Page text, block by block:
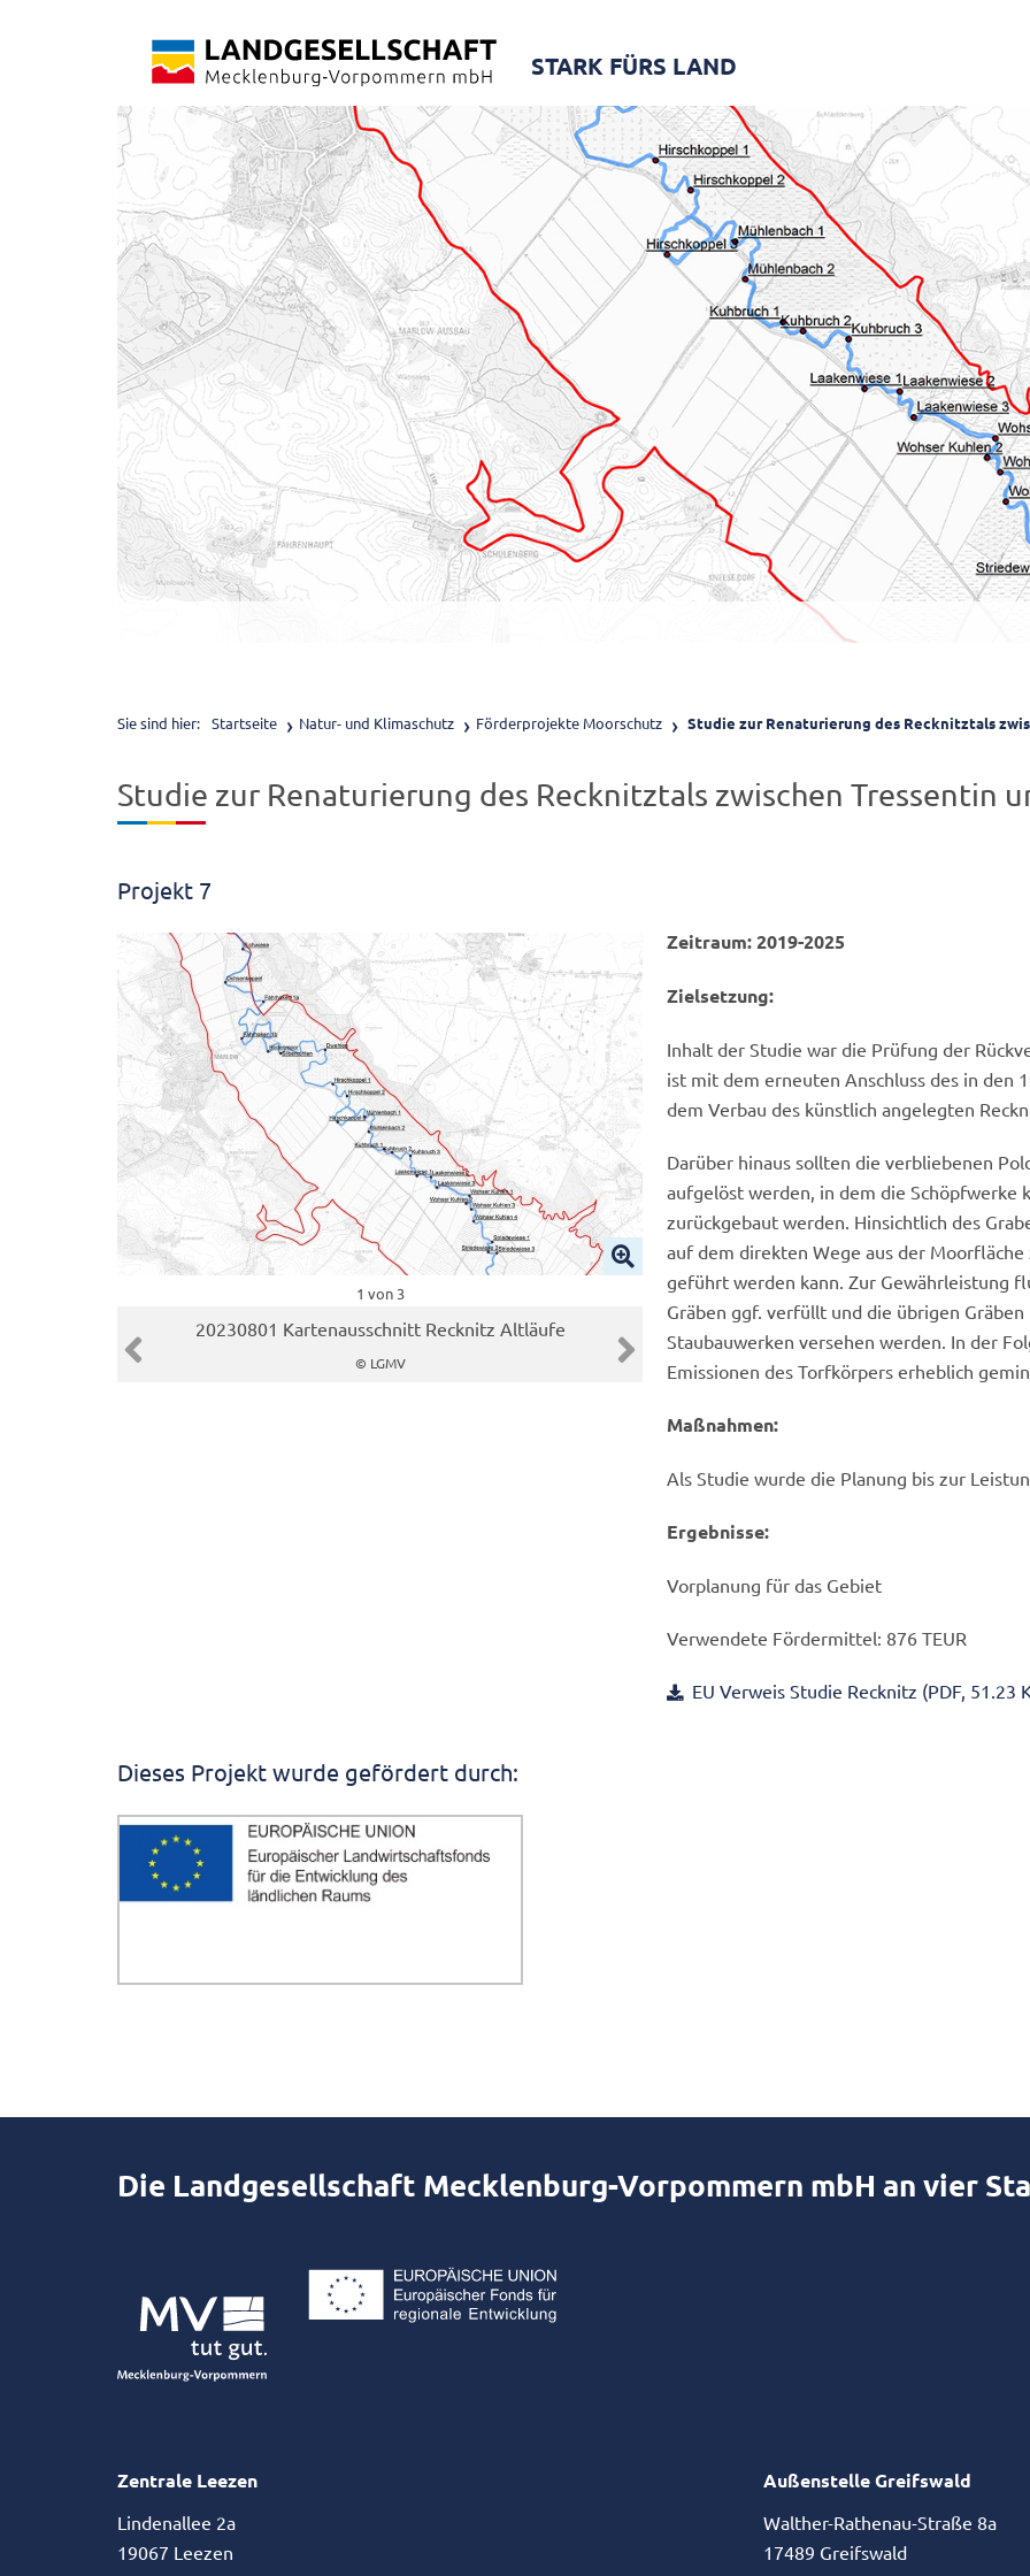
STARK FÜRS LAND
Sie sind hier: Startseite Natur- und Klimaschutz Förderprojekte Moorschutz Studie zur Renaturierung des Recknitztals
Studie zur Renaturierung des Recknitztals zwischen Tressentin
Projekt 7
1 von 3
20230801 Kartenausschnitt Recknitz Altläufe
© LGMV
2 von 3
Recknitz 20190325_151625
© LGMV
Vorheriger Slide Nächster Slide
Zeitraum: 2019-2025
Zielsetzung:
Inhalt der Studie war die Prüfung der
ist mit dem erneuten Anschluss des in den
dem Verbau des künstlich angelegten
Darüber hinaus sollten die verbliebenen
aufgelöst werden, in dem die
zurückgebaut werden. Hinsichtlich des
auf dem direkten Wege aus der
geführt werden kann. Zur Gewährleistung
Gräben ggf. verfüllt und die übrigen
Staubauwerken versehen werden. In der
Emissionen des Torfkörpers erheblich
Maßnahmen:
Als Studie wurde die Planung bis zur
Ergebnisse:
Vorplanung für das Gebiet
Verwendete Fördermittel: 876 TEUR
EU Verweis Studie Recknitz (PDF, 51.23
Dieses Projekt wurde gefördert durch:
Die Landgesellschaft Mecklenburg-Vorpommern mbH an vier
Zentrale Leezen
Lindenallee 2a
19067 Leezen
Außenstelle Greifswald
Walther-Rathenau-Straße 8a
17489 Greifswald